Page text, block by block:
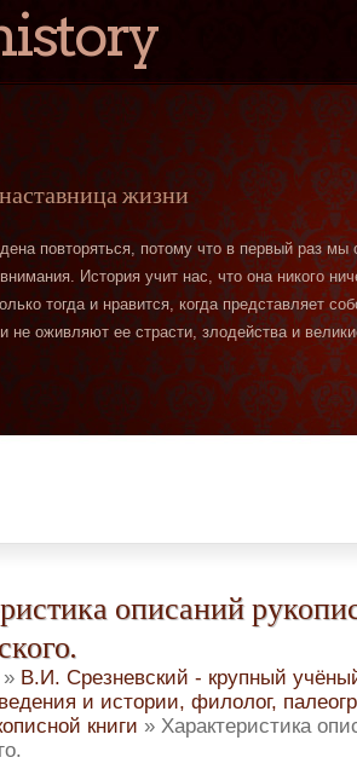
жизни
повторяться, потому что в первый раз
История учит нас, что она никого
тогда и нравится, когда представляет
не оживляют ее страсти, злодейства и
описаний
» В.И. Срезневский - крупный
и истории, филолог,
книги » Характеристика